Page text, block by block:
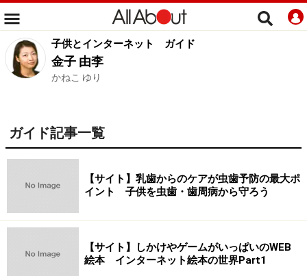
子供とインターネット ガイド
金子 由李
かねこ ゆり
ガイド記事一覧
【サイト】乳歯からのケアが虫歯予防の最大ポ
イント 子供を虫歯・歯周病から守ろう
【サイト】しかけやゲームがいっぱいのWEB
絵本 インターネット絵本の世界Part1